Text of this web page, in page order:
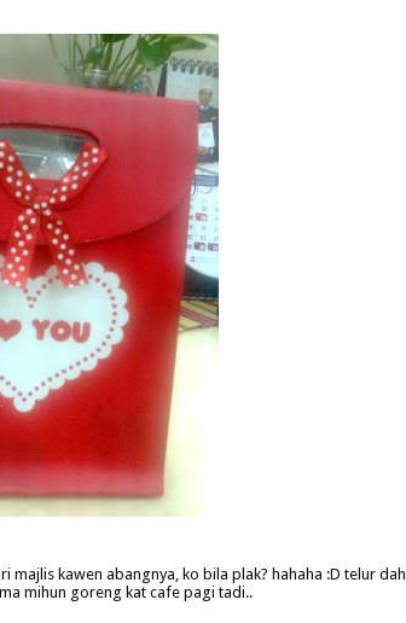
majlis kawen abangnya, ko bila plak? hahaha :D telur dah
mihun goreng kat cafe pagi tadi..